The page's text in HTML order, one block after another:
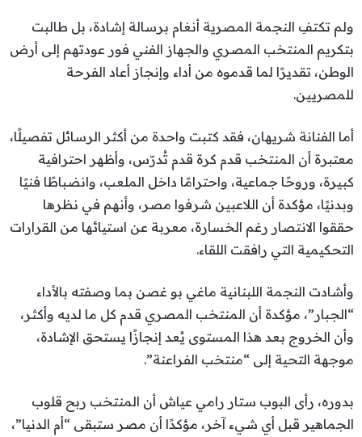
ولم تكتفِ النجمة المصرية أنغام برسالة إشادة، بل طالبت
بتكريم المنتخب المصري والجهاز الفني فور عودتهم إلى أرض
الوطن، تقديرًا لما قدموه من أداء وإنجاز أعاد الفرحة
للمصريين.
أما الفنانة شريهان، فقد كتبت واحدة من أكثر الرسائل تفصيلًا،
معتبرة أن المنتخب قدم كرة قدم تُدرّس، وأظهر احترافية
كبيرة، وروحًا جماعية، واحترامًا داخل الملعب، وانضباطًا فنيًا
وبدنيًا، مؤكدة أن اللاعبين شرفوا مصر، وأنهم في نظرها
حققوا الانتصار رغم الخسارة، معربة عن استيائها من القرارات
التحكيمية التي رافقت اللقاء.
وأشادت النجمة اللبنانية ماغي بو غصن بما وصفته بالأداء
“الجبار”، مؤكدة أن المنتخب المصري قدم كل ما لديه وأكثر،
وأن الخروج بعد هذا المستوى يُعد إنجازًا يستحق الإشادة،
موجهة التحية إلى “منتخب الفراعنة”.
بدوره، رأى البوب ستار رامي عياش أن المنتخب ربح قلوب
الجماهير قبل أي شيء آخر، مؤكدًا أن مصر ستبقى “أم الدنيا”،